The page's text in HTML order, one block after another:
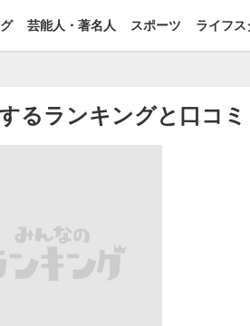
芸能人・著名人 スポーツ ライフス
るランキングと口コ